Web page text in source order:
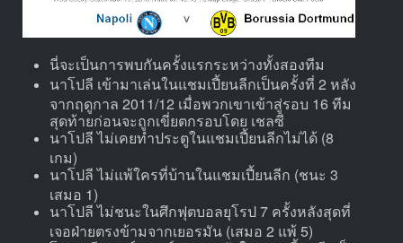
นี่จะเป็นการพบกันครั้งแรกระหว่างทั้งสองทีม
นาโปลี เข้ามาเล่นในแชมเปี้ยนลีกเป็นครั้งที่ 2 หลัง
จากฤดูกาล 2011/12 เมื่อพวกเขาเข้าสู่รอบ 16 ทีม
สุดท้ายก่อนจะถูกเขี่ยตกรอบโดย เชลซี
นาโปลี ไม่เคยทำประตูในแชมเปี้ยนลีกไม่ได้ (8
เกม)
นาโปลี ไม่แพ้ใครที่บ้านในแชมเปี้ยนลีก (ชนะ 3
เสมอ 1)
นาโปลี ไม่ชนะในศึกฟุตบอลยุโรป 7 ครั้งหลังสุดที่
เจอฝ่ายตรงข้ามจากเยอรมัน (เสมอ 2 แพ้ 5)